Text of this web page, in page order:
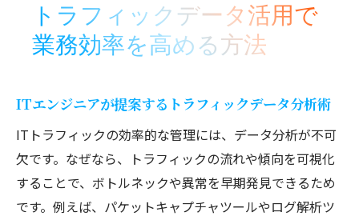
トラフィックデータ活用で
業務効率を高める方法
ITエンジニアが提案するトラフィックデータ分析術
ITトラフィックの効率的な管理には、データ分析が不可
欠です。なぜなら、トラフィックの流れや傾向を可視化
することで、ボトルネックや異常を早期発見できるため
です。例えば、パケットキャプチャツールやログ解析ツ